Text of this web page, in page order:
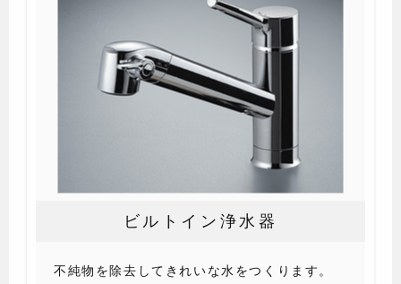
ビルトイン浄水器
不純物を除去してきれいな水をつくります。